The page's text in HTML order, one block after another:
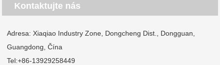
Kontaktujte nás
Adresa: Xiaqiao Industry Zone, Dongcheng Dist., Dongguan,
Guangdong, Čína
Tel:+86-13929258449